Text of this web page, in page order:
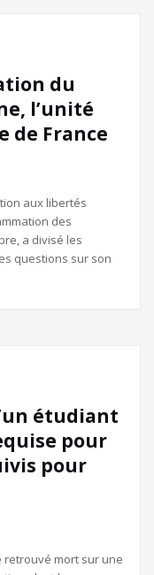
du
l’unité
de France
aux libertés
des
a divisé les
questions sur son
étudiant
pour
pour
retrouvé mort sur une